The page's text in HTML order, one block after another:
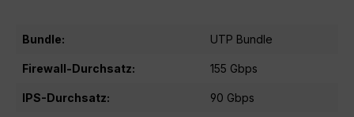
Bundle: UTP Bundle
Firewall-Durchsatz: 155 Gbps
IPS-Durchsatz: 90 Gbps